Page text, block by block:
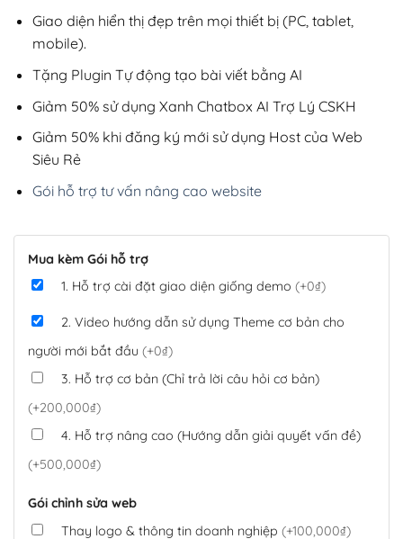
Giao diện hiển thị đẹp trên mọi thiết bị (PC, tablet,
mobile).
Tặng Plugin Tự động tạo bài viết bằng AI
Giảm 50% sử dụng Xanh Chatbox AI Trợ Lý CSKH
Giảm 50% khi đăng ký mới sử dụng Host của Web
Siêu Rẻ
Gói hỗ trợ tư vấn nâng cao website
Mua kèm Gói hỗ trợ
1. Hỗ trợ cài đặt giao diện giống demo (+0₫)
2. Video hướng dẫn sử dụng Theme cơ bản cho
người mới bắt đầu (+0₫)
3. Hỗ trợ cơ bản (Chỉ trả lời câu hỏi cơ bản)
(+200,000₫)
4. Hỗ trợ nâng cao (Hướng dẫn giải quyết vấn đề)
(+500,000₫)
Gói chỉnh sửa web
Thay logo & thông tin doanh nghiệp (+100,000₫)